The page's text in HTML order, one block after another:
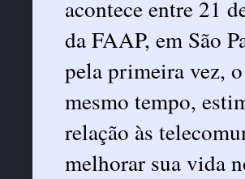
acontece entre 21
da FAAP, em São
pela primeira vez,
mesmo tempo,
relação às
melhorar sua vida